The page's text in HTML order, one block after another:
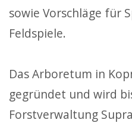
sowie Vorschläge für
Feldspiele.
Das Arboretum in
gegründet und wird
Forstverwaltung